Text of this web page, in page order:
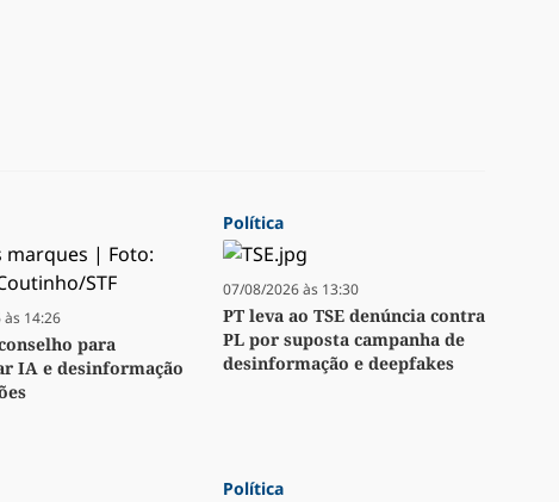
14:26
para
IA e desinformação
Política
07/08/2026 às 13:30
PT leva ao TSE denúncia contra
PL por suposta campanha de
desinformação e deepfakes
Política